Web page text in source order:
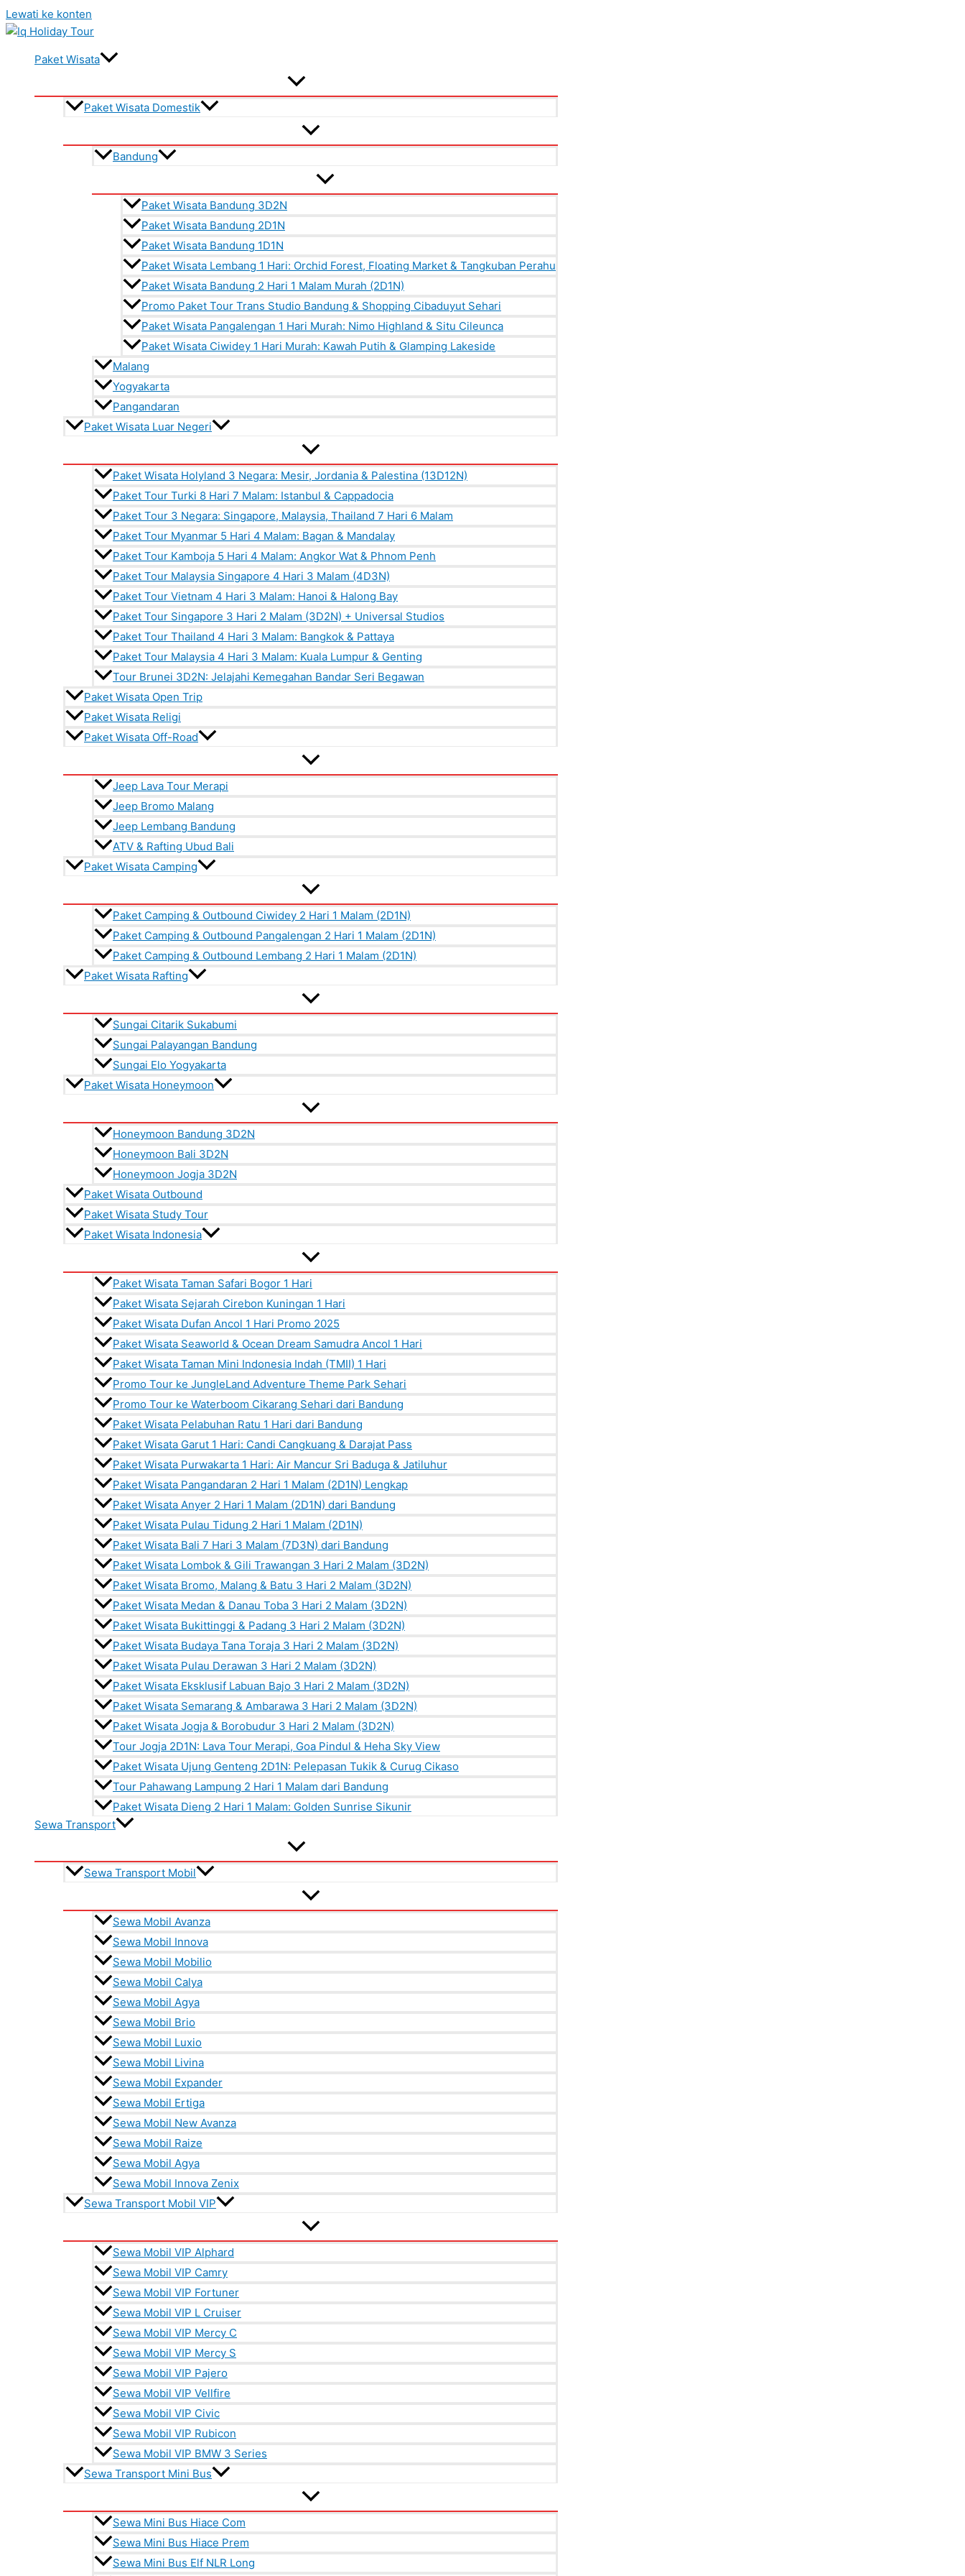
Lewati ke konten
Paket Wisata
Paket Wisata Domestik
Bandung
Paket Wisata Bandung 3D2N
Paket Wisata Bandung 2D1N
Paket Wisata Bandung 1D1N
Paket Wisata Lembang 1 Hari: Orchid Forest, Floating Market & Tangkuban Perahu
Paket Wisata Bandung 2 Hari 1 Malam Murah (2D1N)
Promo Paket Tour Trans Studio Bandung & Shopping Cibaduyut Sehari
Paket Wisata Pangalengan 1 Hari Murah: Nimo Highland & Situ Cileunca
Paket Wisata Ciwidey 1 Hari Murah: Kawah Putih & Glamping Lakeside
Malang
Yogyakarta
Pangandaran
Paket Wisata Luar Negeri
Paket Wisata Holyland 3 Negara: Mesir, Jordania & Palestina (13D12N)
Paket Tour Turki 8 Hari 7 Malam: Istanbul & Cappadocia
Paket Tour 3 Negara: Singapore, Malaysia, Thailand 7 Hari 6 Malam
Paket Tour Myanmar 5 Hari 4 Malam: Bagan & Mandalay
Paket Tour Kamboja 5 Hari 4 Malam: Angkor Wat & Phnom Penh
Paket Tour Malaysia Singapore 4 Hari 3 Malam (4D3N)
Paket Tour Vietnam 4 Hari 3 Malam: Hanoi & Halong Bay
Paket Tour Singapore 3 Hari 2 Malam (3D2N) + Universal Studios
Paket Tour Thailand 4 Hari 3 Malam: Bangkok & Pattaya
Paket Tour Malaysia 4 Hari 3 Malam: Kuala Lumpur & Genting
Tour Brunei 3D2N: Jelajahi Kemegahan Bandar Seri Begawan
Paket Wisata Open Trip
Paket Wisata Religi
Paket Wisata Off-Road
Jeep Lava Tour Merapi
Jeep Bromo Malang
Jeep Lembang Bandung
ATV & Rafting Ubud Bali
Paket Wisata Camping
Paket Camping & Outbound Ciwidey 2 Hari 1 Malam (2D1N)
Paket Camping & Outbound Pangalengan 2 Hari 1 Malam (2D1N)
Paket Camping & Outbound Lembang 2 Hari 1 Malam (2D1N)
Paket Wisata Rafting
Sungai Citarik Sukabumi
Sungai Palayangan Bandung
Sungai Elo Yogyakarta
Paket Wisata Honeymoon
Honeymoon Bandung 3D2N
Honeymoon Bali 3D2N
Honeymoon Jogja 3D2N
Paket Wisata Outbound
Paket Wisata Study Tour
Paket Wisata Indonesia
Paket Wisata Taman Safari Bogor 1 Hari
Paket Wisata Sejarah Cirebon Kuningan 1 Hari
Paket Wisata Dufan Ancol 1 Hari Promo 2025
Paket Wisata Seaworld & Ocean Dream Samudra Ancol 1 Hari
Paket Wisata Taman Mini Indonesia Indah (TMII) 1 Hari
Promo Tour ke JungleLand Adventure Theme Park Sehari
Promo Tour ke Waterboom Cikarang Sehari dari Bandung
Paket Wisata Pelabuhan Ratu 1 Hari dari Bandung
Paket Wisata Garut 1 Hari: Candi Cangkuang & Darajat Pass
Paket Wisata Purwakarta 1 Hari: Air Mancur Sri Baduga & Jatiluhur
Paket Wisata Pangandaran 2 Hari 1 Malam (2D1N) Lengkap
Paket Wisata Anyer 2 Hari 1 Malam (2D1N) dari Bandung
Paket Wisata Pulau Tidung 2 Hari 1 Malam (2D1N)
Paket Wisata Bali 7 Hari 3 Malam (7D3N) dari Bandung
Paket Wisata Lombok & Gili Trawangan 3 Hari 2 Malam (3D2N)
Paket Wisata Bromo, Malang & Batu 3 Hari 2 Malam (3D2N)
Paket Wisata Medan & Danau Toba 3 Hari 2 Malam (3D2N)
Paket Wisata Bukittinggi & Padang 3 Hari 2 Malam (3D2N)
Paket Wisata Budaya Tana Toraja 3 Hari 2 Malam (3D2N)
Paket Wisata Pulau Derawan 3 Hari 2 Malam (3D2N)
Paket Wisata Eksklusif Labuan Bajo 3 Hari 2 Malam (3D2N)
Paket Wisata Semarang & Ambarawa 3 Hari 2 Malam (3D2N)
Paket Wisata Jogja & Borobudur 3 Hari 2 Malam (3D2N)
Tour Jogja 2D1N: Lava Tour Merapi, Goa Pindul & Heha Sky View
Paket Wisata Ujung Genteng 2D1N: Pelepasan Tukik & Curug Cikaso
Tour Pahawang Lampung 2 Hari 1 Malam dari Bandung
Paket Wisata Dieng 2 Hari 1 Malam: Golden Sunrise Sikunir
Sewa Transport
Sewa Transport Mobil
Sewa Mobil Avanza
Sewa Mobil Innova
Sewa Mobil Mobilio
Sewa Mobil Calya
Sewa Mobil Agya
Sewa Mobil Brio
Sewa Mobil Luxio
Sewa Mobil Livina
Sewa Mobil Expander
Sewa Mobil Ertiga
Sewa Mobil New Avanza
Sewa Mobil Raize
Sewa Mobil Agya
Sewa Mobil Innova Zenix
Sewa Transport Mobil VIP
Sewa Mobil VIP Alphard
Sewa Mobil VIP Camry
Sewa Mobil VIP Fortuner
Sewa Mobil VIP L Cruiser
Sewa Mobil VIP Mercy C
Sewa Mobil VIP Mercy S
Sewa Mobil VIP Pajero
Sewa Mobil VIP Vellfire
Sewa Mobil VIP Civic
Sewa Mobil VIP Rubicon
Sewa Mobil VIP BMW 3 Series
Sewa Transport Mini Bus
Sewa Mini Bus Hiace Com
Sewa Mini Bus Hiace Prem
Sewa Mini Bus Elf NLR Long